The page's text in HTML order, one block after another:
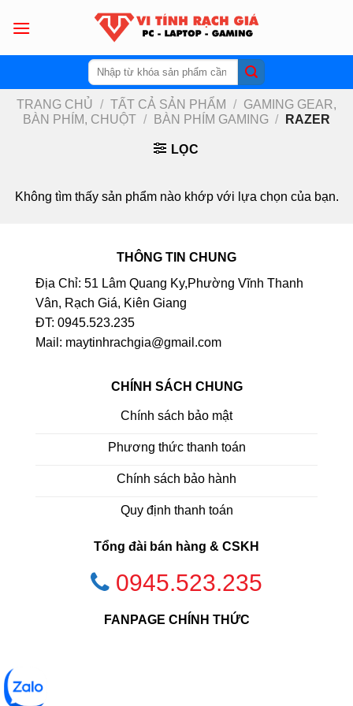
Tìm
kiếm:
TRANG CHỦ / TẤT CẢ SẢN PHẨM /
GAMING GEAR,
BÀN PHÍM, CHUỘT / BÀN PHÍM GAMING / RAZER
LỌC
Không tìm thấy sản phẩm nào khớp với lựa chọn của bạn.
THÔNG TIN CHUNG
Địa Chỉ: 51 Lâm Quang Ky,Phường Vĩnh Thanh
Vân, Rạch Giá, Kiên Giang
ĐT: 0945.523.235
Mail: maytinhrachgia@gmail.com
CHÍNH SÁCH CHUNG
Chính sách bảo mật
Phương thức thanh toán
Chính sách bảo hành
Quy định thanh toán
Tổng đài bán hàng & CSKH
0945.523.235
FANPAGE CHÍNH THỨC